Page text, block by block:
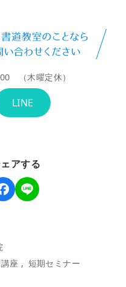
（木曜定休）
LINE
アする
座 短期セミナー